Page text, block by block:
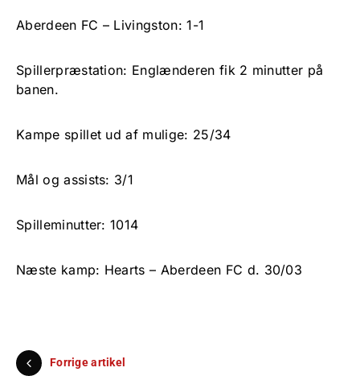
Aberdeen FC – Livingston: 1-1
Spillerpræstation: Englænderen fik 2 minutter på
banen.
Kampe spillet ud af mulige: 25/34
Mål og assists: 3/1
Spilleminutter: 1014
Næste kamp: Hearts – Aberdeen FC d. 30/03
Forrige artikel